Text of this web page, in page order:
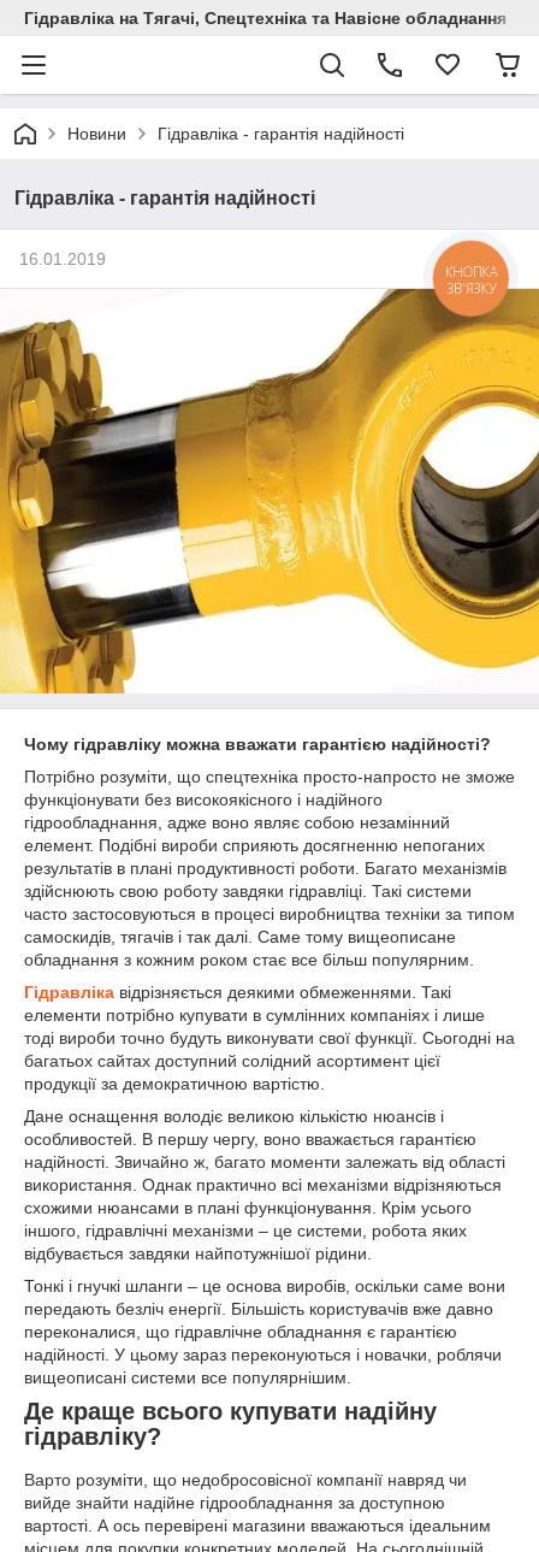
Гідравліка на Тягачі, Спецтехніка та Навісне обладнання
Новини Гідравліка - гарантія надійності
Гідравліка - гарантія надійності
16.01.2019
Чому гідравліку можна вважати гарантією надійності?
Потрібно розуміти, що спецтехніка просто-напросто не зможе
функціонувати без високоякісного і надійного
гідрообладнання, адже воно являє собою незамінний
елемент. Подібні вироби сприяють досягненню непоганих
результатів в плані продуктивності роботи. Багато механізмів
здійснюють свою роботу завдяки гідравліці. Такі системи
часто застосовуються в процесі виробництва техніки за типом
самоскидів, тягачів і так далі. Саме тому вищеописане
обладнання з кожним роком стає все більш популярним.
Гідравліка відрізняється деякими обмеженнями. Такі
елементи потрібно купувати в сумлінних компаніях і лише
тоді вироби точно будуть виконувати свої функції. Сьогодні на
багатьох сайтах доступний солідний асортимент цієї
продукції за демократичною вартістю.
Дане оснащення володіє великою кількістю нюансів і
особливостей. В першу чергу, воно вважається гарантією
надійності. Звичайно ж, багато моменти залежать від області
використання. Однак практично всі механізми відрізняються
схожими нюансами в плані функціонування. Крім усього
іншого, гідравлічні механізми – це системи, робота яких
відбувається завдяки найпотужнішої рідини.
Тонкі і гнучкі шланги – це основа виробів, оскільки саме вони
передають безліч енергії. Більшість користувачів вже давно
переконалися, що гідравлічне обладнання є гарантією
надійності. У цьому зараз переконуються і новачки, роблячи
вищеописані системи все популярнішим.
Де краще всього купувати надійну
гідравліку?
Варто розуміти, що недобросовісної компанії навряд чи
вийде знайти надійне гідрообладнання за доступною
вартості. А ось перевірені магазини вважаються ідеальним
місцем для покупки конкретних моделей. На сьогоднішній
КНОПКА
ЗВ'ЯЗКУ